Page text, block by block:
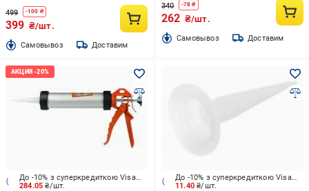
499 -100 ₴
399 ₴/шт.
Cамовывоз Доставим
340 -78 ₴
262 ₴/шт.
Cамовывоз Доставим
284.05₴/шт.
До -10% з суперкредиткою Visa Вигода
11.40₴/шт.
До -10% з суперкредиткою Visa Вигода